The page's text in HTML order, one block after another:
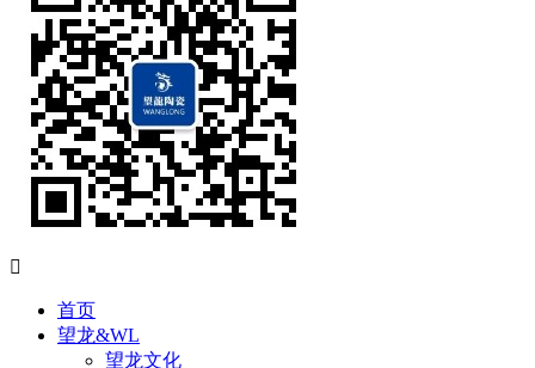

首页
望龙&WL
望龙文化